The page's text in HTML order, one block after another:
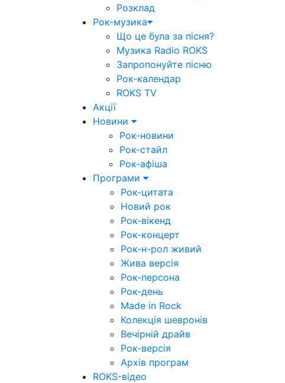
Розклад
Рок-музика
Що це була за пісня?
Музика Radio ROKS
Запропонуйте пісню
Рок-календар
ROKS TV
Акції
Новини
Рок-новини
Рок-стайл
Рок-афіша
Програми
Рок-цитата
Новий рок
Рок-вікенд
Рок-концерт
Рок-н-рол живий
Жива версія
Рок-персона
Рок-день
Made in Rock
Колекція шевронів
Вечірній драйв
Рок-версія
Архів програм
ROKS-відео